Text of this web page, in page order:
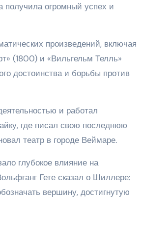
получила огромный успех и
произведений, включая
(1800) и «Вильгельм Телль»
достоинства и борьбы против
и работал
где писал свою последнюю
театр в городе Веймаре.
глубокое влияние на
Гете сказал о Шиллере:
вершину, достигнутую